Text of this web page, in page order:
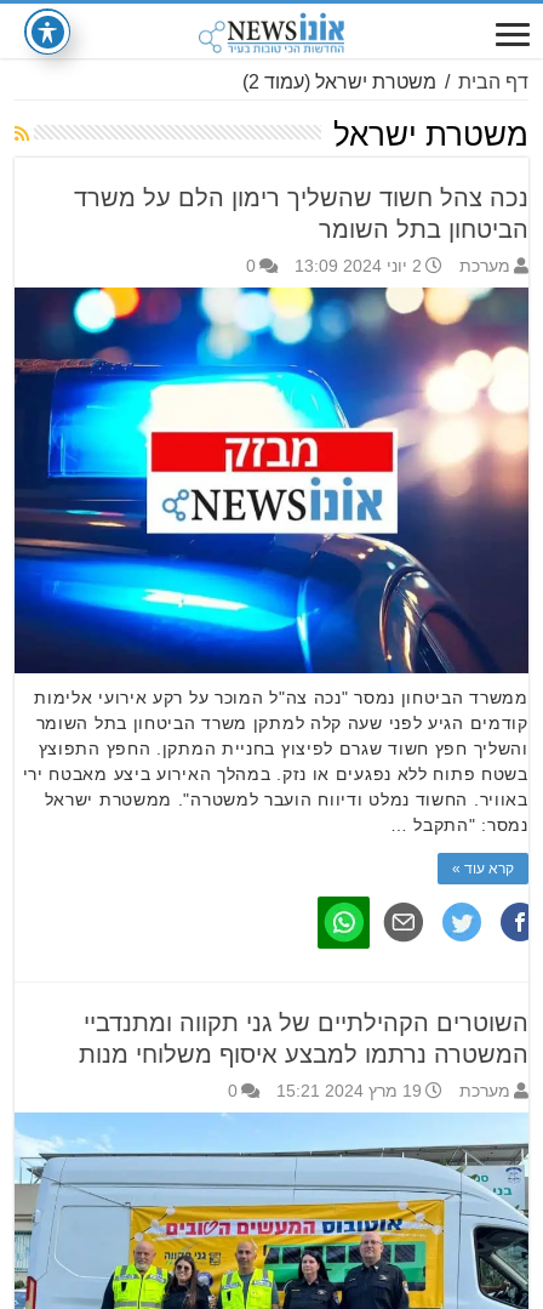
דף הבית / משטרת ישראל (עמוד 2)
משטרת ישראל
נכה צהל חשוד שהשליך רימון הלם על משרד
הביטחון בתל השומר
מערכת 2 יוני 2024 13:09 0
ממשרד הביטחון נמסר "נכה צה"ל המוכר על רקע אירועי אלימות
קודמים הגיע לפני שעה קלה למתקן משרד הביטחון בתל השומר
והשליך חפץ חשוד שגרם לפיצוץ בחניית המתקן. החפץ התפוצץ
בשטח פתוח ללא נפגעים או נזק. במהלך האירוע ביצע מאבטח ירי
באוויר. החשוד נמלט ודיווח הועבר למשטרה". ממשטרת ישראל
נמסר: "התקבל …
קרא עוד »
השוטרים הקהילתיים של גני תקווה ומתנדביי
המשטרה נרתמו למבצע איסוף משלוחי מנות
מערכת 19 מרץ 2024 15:21 0